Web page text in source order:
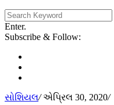
Enter.
Subscribe & Follow:
સોશિયલ/એપ્રિલ 30, 2020/